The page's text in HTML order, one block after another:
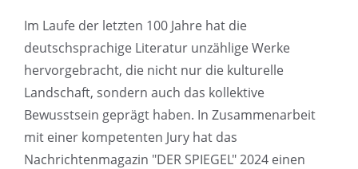
Im Laufe der letzten 100 Jahre hat die
deutschsprachige Literatur unzählige Werke
hervorgebracht, die nicht nur die kulturelle
Landschaft, sondern auch das kollektive
Bewusstsein geprägt haben. In Zusammenarbeit
mit einer kompetenten Jury hat das
Nachrichtenmagazin "DER SPIEGEL" 2024 einen